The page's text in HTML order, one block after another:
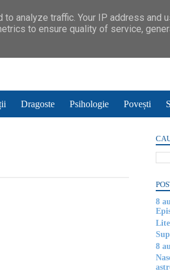
Dragoste Psihologie Povești
8
8
analyze traffic. Your IP address and
to ensure quality of service,